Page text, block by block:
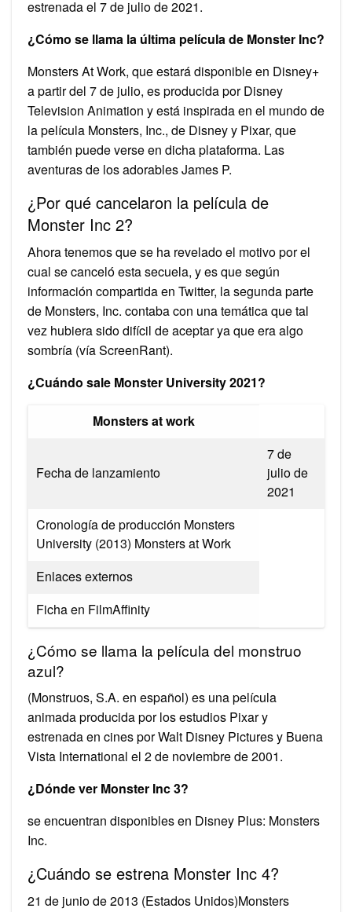
estrenada el 7 de julio de 2021.
¿Cómo se llama la última película de Monster Inc?
Monsters At Work, que estará disponible en Disney+
a partir del 7 de julio, es producida por Disney
Television Animation y está inspirada en el mundo de
la película Monsters, Inc., de Disney y Pixar, que
también puede verse en dicha plataforma. Las
aventuras de los adorables James P.
¿Por qué cancelaron la película de
Monster Inc 2?
Ahora tenemos que se ha revelado el motivo por el
cual se canceló esta secuela, y es que según
información compartida en Twitter, la segunda parte
de Monsters, Inc. contaba con una temática que tal
vez hubiera sido difícil de aceptar ya que era algo
sombría (vía ScreenRant).
¿Cuándo sale Monster University 2021?
Monsters at work
Fecha de lanzamiento
7 de
julio de
2021
Cronología de producción Monsters
University (2013) Monsters at Work
Enlaces externos
Ficha en FilmAffinity
¿Cómo se llama la película del monstruo
azul?
(Monstruos, S.A. en español) es una película
animada producida por los estudios Pixar y
estrenada en cines por Walt Disney Pictures y Buena
Vista International el 2 de noviembre de 2001.
¿Dónde ver Monster Inc 3?
se encuentran disponibles en Disney Plus: Monsters
Inc.
¿Cuándo se estrena Monster Inc 4?
21 de junio de 2013 (Estados Unidos)Monsters